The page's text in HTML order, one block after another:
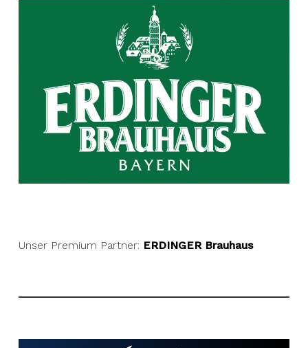
Unser Premium Partner: ERDINGER Brauhaus